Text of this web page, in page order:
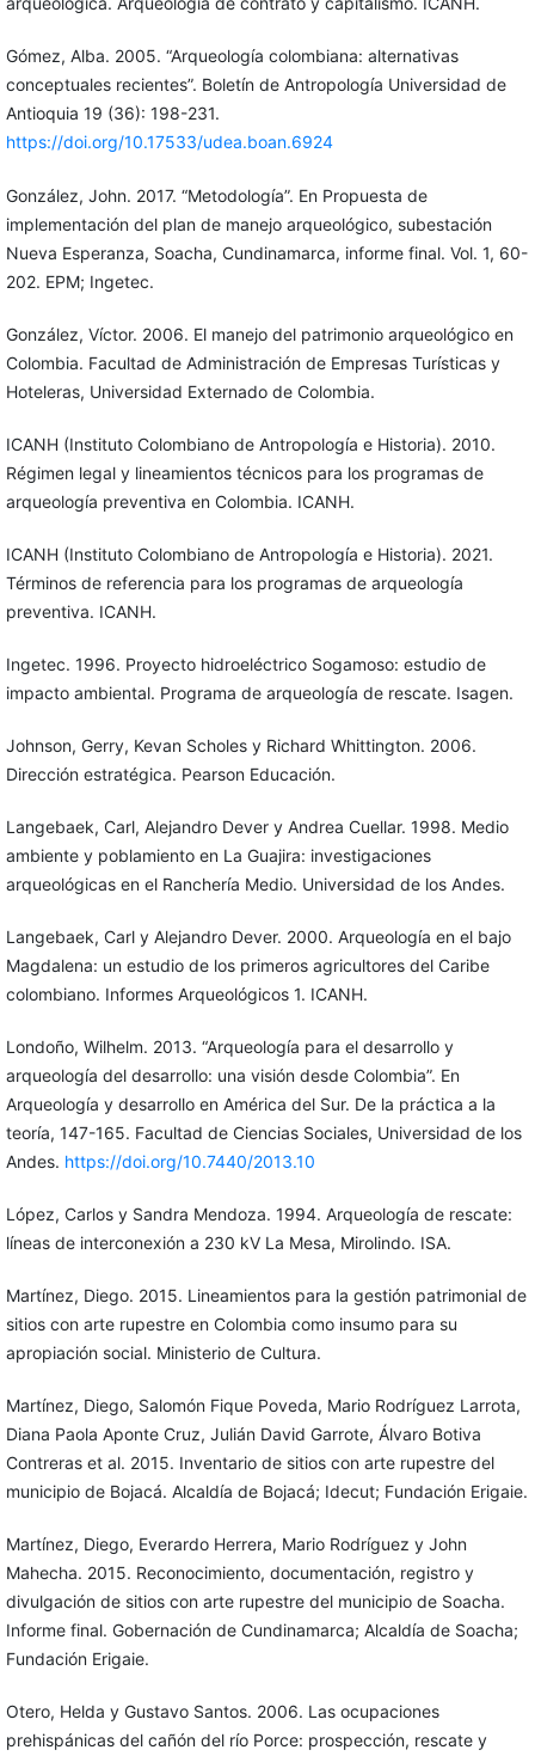
Gómez, Alba. 2005. “Arqueología colombiana: alternativas
conceptuales recientes”. Boletín de Antropología Universidad de
Antioquia 19 (36): 198-231.
https://doi.org/10.17533/udea.boan.6924
González, John. 2017. “Metodología”. En Propuesta de
implementación del plan de manejo arqueológico, subestación
Nueva Esperanza, Soacha, Cundinamarca, informe final. Vol. 1, 60-
202. EPM; Ingetec.
González, Víctor. 2006. El manejo del patrimonio arqueológico en
Colombia. Facultad de Administración de Empresas Turísticas y
Hoteleras, Universidad Externado de Colombia.
ICANH (Instituto Colombiano de Antropología e Historia). 2010.
Régimen legal y lineamientos técnicos para los programas de
arqueología preventiva en Colombia. ICANH.
ICANH (Instituto Colombiano de Antropología e Historia). 2021.
Términos de referencia para los programas de arqueología
preventiva. ICANH.
Ingetec. 1996. Proyecto hidroeléctrico Sogamoso: estudio de
impacto ambiental. Programa de arqueología de rescate. Isagen.
Johnson, Gerry, Kevan Scholes y Richard Whittington. 2006.
Dirección estratégica. Pearson Educación.
Langebaek, Carl, Alejandro Dever y Andrea Cuellar. 1998. Medio
ambiente y poblamiento en La Guajira: investigaciones
arqueológicas en el Ranchería Medio. Universidad de los Andes.
Langebaek, Carl y Alejandro Dever. 2000. Arqueología en el bajo
Magdalena: un estudio de los primeros agricultores del Caribe
colombiano. Informes Arqueológicos 1. ICANH.
Londoño, Wilhelm. 2013. “Arqueología para el desarrollo y
arqueología del desarrollo: una visión desde Colombia”. En
Arqueología y desarrollo en América del Sur. De la práctica a la
teoría, 147-165. Facultad de Ciencias Sociales, Universidad de los
Andes. https://doi.org/10.7440/2013.10
López, Carlos y Sandra Mendoza. 1994. Arqueología de rescate:
líneas de interconexión a 230 kV La Mesa, Mirolindo. ISA.
Martínez, Diego. 2015. Lineamientos para la gestión patrimonial de
sitios con arte rupestre en Colombia como insumo para su
apropiación social. Ministerio de Cultura.
Martínez, Diego, Salomón Fique Poveda, Mario Rodríguez Larrota,
Diana Paola Aponte Cruz, Julián David Garrote, Álvaro Botiva
Contreras et al. 2015. Inventario de sitios con arte rupestre del
municipio de Bojacá. Alcaldía de Bojacá; Idecut; Fundación Erigaie.
Martínez, Diego, Everardo Herrera, Mario Rodríguez y John
Mahecha. 2015. Reconocimiento, documentación, registro y
divulgación de sitios con arte rupestre del municipio de Soacha.
Informe final. Gobernación de Cundinamarca; Alcaldía de Soacha;
Fundación Erigaie.
Otero, Helda y Gustavo Santos. 2006. Las ocupaciones
prehispánicas del cañón del río Porce: prospección, rescate y